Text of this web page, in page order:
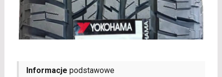
Informacje podstawowe